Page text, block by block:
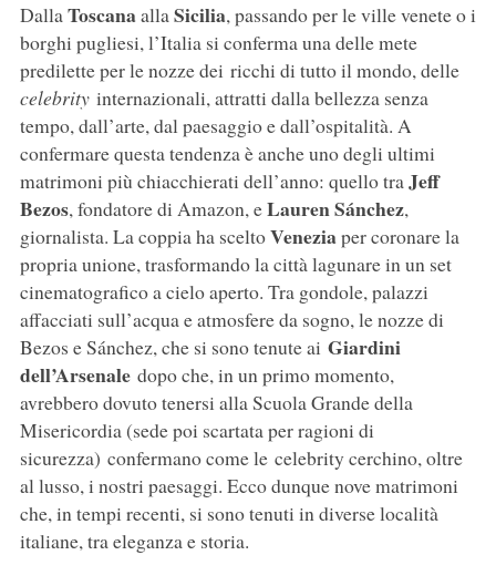
DallaToscanaallaSicilia, passando per le ville venete o i
borghi pugliesi, l’Italia si conferma una delle mete
predilette per le nozze dei ricchi di tutto il mondo, delle
celebrity internazionali, attratti dalla bellezza senza
tempo, dall’arte, dal paesaggio e dall’ospitalità. A
confermare questa tendenza è anche uno degli ultimi
matrimoni più chiacchierati dell’anno: quello traJeff
Bezos, fondatore di Amazon, eLauren Sánchez,
giornalista. La coppia ha sceltoVeneziaper coronare la
propria unione, trasformando la città lagunare in un set
cinematografico a cielo aperto. Tra gondole, palazzi
affacciati sull’acqua e atmosfere da sogno, le nozze di
Bezos e Sánchez, che si sono tenute ai Giardini
dell’Arsenale dopo che, in un primo momento,
avrebbero dovuto tenersi alla Scuola Grande della
Misericordia (sede poi scartata per ragioni di
sicurezza) confermano come le celebrity cerchino, oltre
al lusso, i nostri paesaggi. Ecco dunque nove matrimoni
che, in tempi recenti, si sono tenuti in diverse località
italiane, tra eleganza e storia.